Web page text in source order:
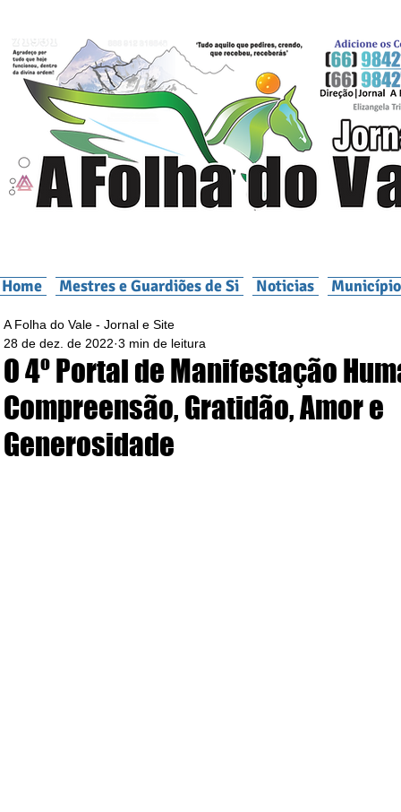
Home Mestres e Guardiões de Si Noticias
O 4º Portal de Manifestação
Compreensão, Gratidão, Amor e
Generosidade
A Folha do Vale - Jornal e Site
28 de dez. de 2022 3 min de leitura